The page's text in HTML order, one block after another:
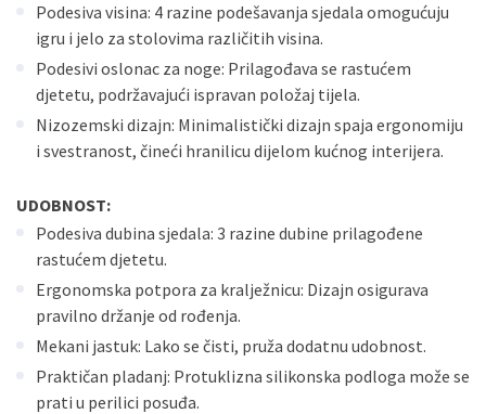
Podesiva visina: 4 razine podešavanja sjedala omogućuju
igru i jelo za stolovima različitih visina.
Podesivi oslonac za noge: Prilagođava se rastućem
djetetu, podržavajući ispravan položaj tijela.
Nizozemski dizajn: Minimalistički dizajn spaja ergonomiju
i svestranost, čineći hranilicu dijelom kućnog interijera.
UDOBNOST:
Podesiva dubina sjedala: 3 razine dubine prilagođene
rastućem djetetu.
Ergonomska potpora za kralježnicu: Dizajn osigurava
pravilno držanje od rođenja.
Mekani jastuk: Lako se čisti, pruža dodatnu udobnost.
Praktičan pladanj: Protuklizna silikonska podloga može se
prati u perilici posuđa.